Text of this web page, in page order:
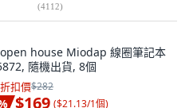
(4112)
house Miodap 線圈筆記本
隨機出貨, 8個
扣價$282
$169 ($21.13/1個)